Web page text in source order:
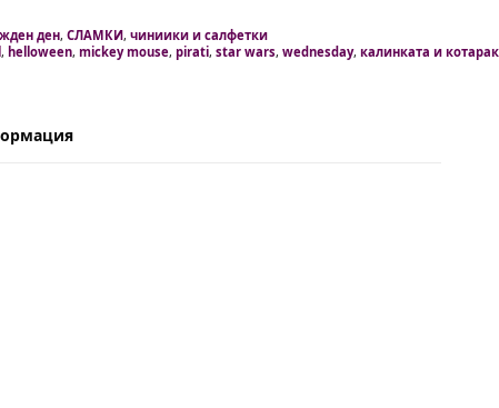
ден, СЛАМКИ, чиниики и салфетки
, helloween, mickey mouse, pirati, star wars, wednesday, калинката и